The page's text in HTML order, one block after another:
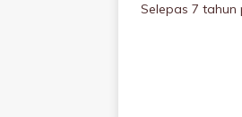
Selepas 7